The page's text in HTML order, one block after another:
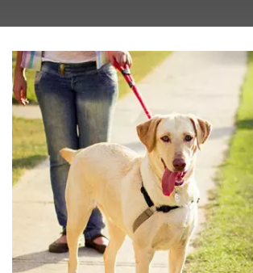
Nabídka - Kyang